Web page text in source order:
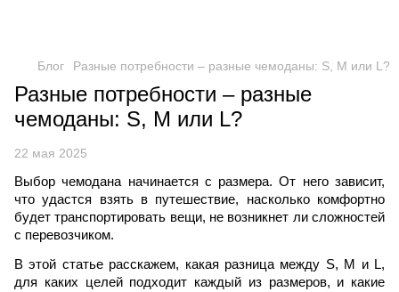
Блог Разные потребности – разные чемоданы: S, M или L?
Разные потребности – разные
чемоданы: S, M или L?
22 мая 2025
Выбор чемодана начинается с размера. От него зависит,
что удастся взять в путешествие, насколько комфортно
будет транспортировать вещи, не возникнет ли сложностей
с перевозчиком.
В этой статье расскажем, какая разница между S, M и L,
для каких целей подходит каждый из размеров, и какие